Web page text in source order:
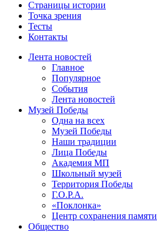
Страницы истории
Точка зрения
Тесты
Контакты
Лента новостей
Главное
Популярное
События
Лента новостей
Музей Победы
Одна на всех
Музей Победы
Наши традиции
Лица Победы
Академия МП
Школьный музей
Территория Победы
Г.О.Р.А.
«Поклонка»
Центр сохранения памяти
Общество